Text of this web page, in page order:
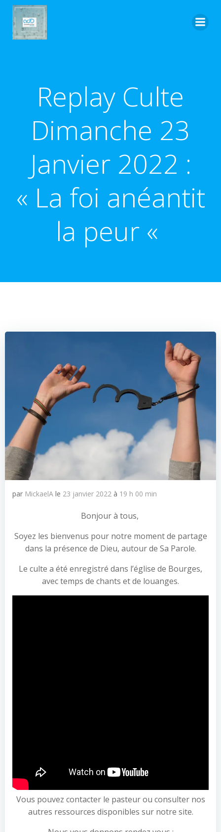
Replay Culte
Dimanche 23
Janvier 2022 :
« La foi anéantit
la peur «
par MickaelA le 23 janvier 2022 à 19 h 00 min
Bonjour à tous,
Soyez les bienvenus pour notre moment de partage
dans la présence de Dieu, autour de Sa Parole.
Le culte a été enregistré dans l’église de Bourges,
avec temps de chants et de louanges.
Vous pouvez contacter le pasteur ou consulter nos
autres ressources disponibles sur notre site.